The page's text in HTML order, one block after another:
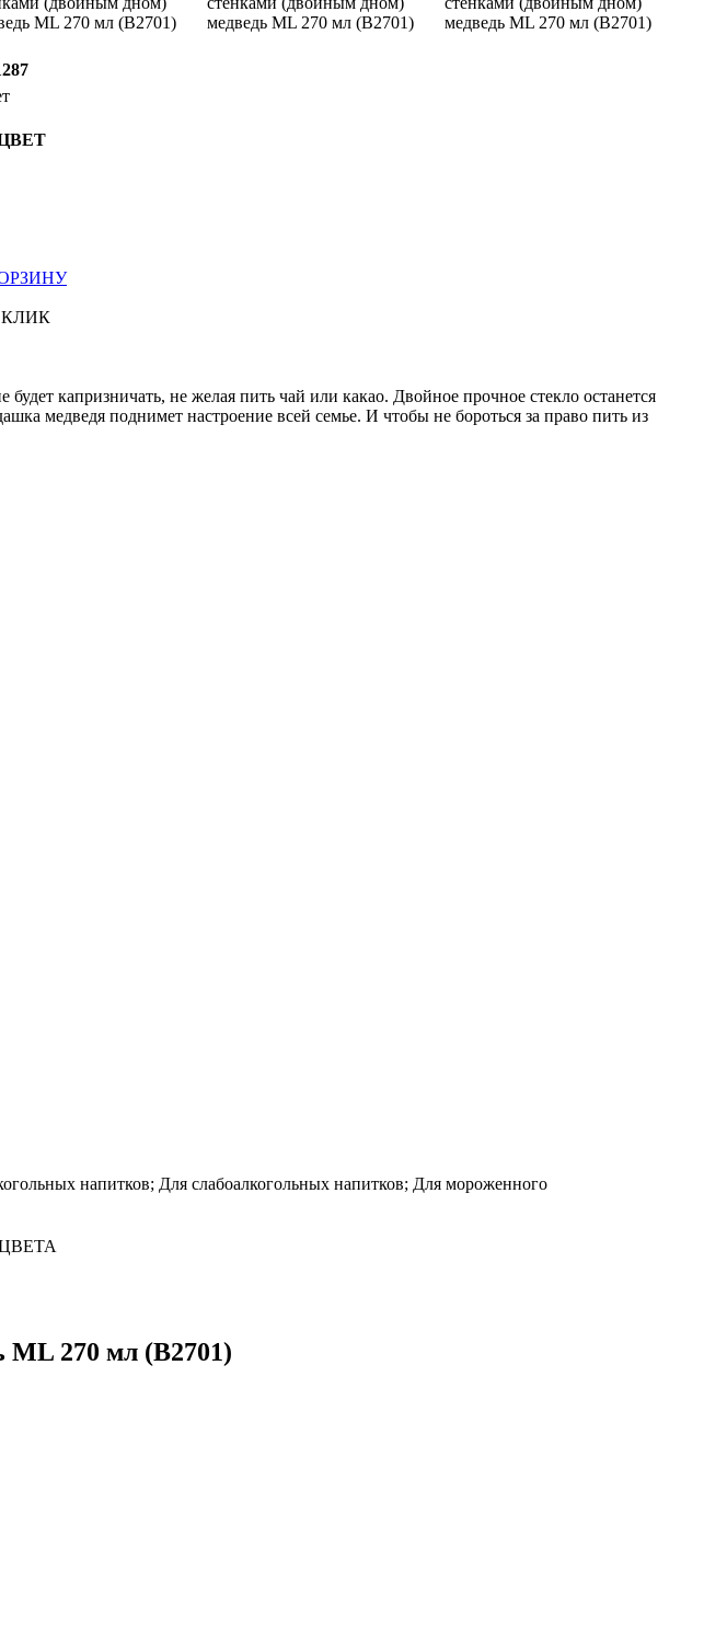
КЛИК
капризничать, не желая пить чай или какао. Двойное прочное стекло останется
медведя поднимет настроение всей семье. И чтобы не бороться за право пить из
напитков; Для слабоалкогольных напитков; Для мороженного
270 мл (B2701)